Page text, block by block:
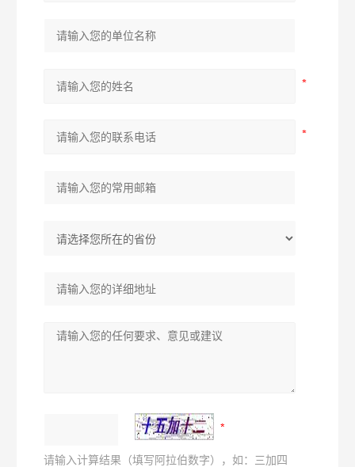
请输入计算结果（填写阿拉伯数字），如：三加四